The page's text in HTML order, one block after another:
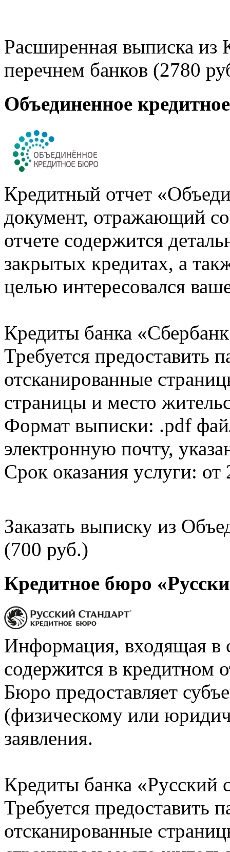
Расширенная выписка из
перечнем банков (2780
Объединенное
Кредитный отчет
документ, отражающий
отчете содержится
закрытых кредитах, а
целью интересовался
Кредиты банка
Требуется предоставить
отсканированные
страницы и место
Формат выписки: .pdf
электронную почту,
Срок оказания услуги: от
Заказать выписку из
(700 руб.)
Кредитное бюро
Информация, входящая в
содержится в кредитном
Бюро предоставляет
(физическому или
заявления.
Кредиты банка «Русский
Требуется предоставить
отсканированные